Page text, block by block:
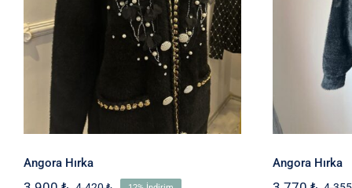
Angora Hırka Angora Hırka